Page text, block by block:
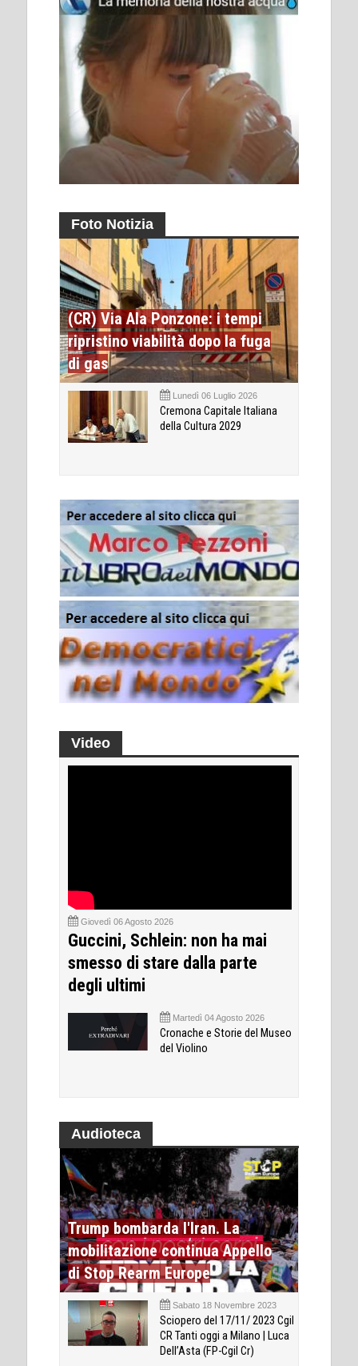
Foto Notizia
(CR) Via Ala Ponzone: i tempi
ripristino viabilità dopo la fuga
di gas
Lunedì 06 Luglio 2026
Cremona Capitale Italiana
della Cultura 2029
Video
Giovedì 06 Agosto 2026
Guccini, Schlein: non ha mai
smesso di stare dalla parte
degli ultimi
Martedì 04 Agosto 2026
Cronache e Storie del Museo
del Violino
Audioteca
Trump bombarda l'Iran. La
mobilitazione continua Appello
di Stop Rearm Europe
Sabato 18 Novembre 2023
Sciopero del 17/11/ 2023 Cgil
CR Tanti oggi a Milano | Luca
Dell’Asta (FP-Cgil Cr)